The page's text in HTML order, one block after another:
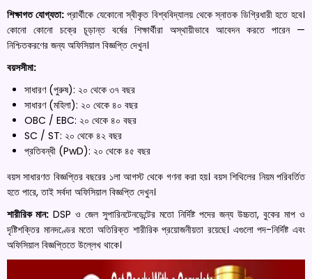
শিক্ষাগত যোগ্যতা:প্রার্থীকে যেকোনো স্বীকৃত বিশ্ববিদ্যালয় থেকে স্নাতক ডিগ্রিধারী হতে হবে।
কোনো কোনো চক্রে চূড়ান্ত বর্ষের শিক্ষার্থীরা অস্থায়ীভাবে আবেদন করতে পারেন —
নিশ্চিতকরণের জন্য অফিসিয়াল বিজ্ঞপ্তি দেখুন।
বয়সসীমা:
সাধারণ (পুরুষ): ২০ থেকে ৩৭ বছর
সাধারণ (মহিলা): ২০ থেকে ৪০ বছর
OBC / EBC: ২০ থেকে ৪০ বছর
SC / ST: ২০ থেকে ৪২ বছর
প্রতিবন্ধী (PwD): ২০ থেকে ৪৫ বছর
বয়স সাধারণত বিজ্ঞপ্তির বছরের ১লা আগস্ট থেকে গণনা করা হয়। বয়স শিথিলের নিয়ম পরিবর্তিত
হতে পারে, তাই সর্বদা অফিসিয়াল বিজ্ঞপ্তি দেখুন।
শারীরিক মান: DSP ও জেল সুপারিনটেনডেন্টের মতো নির্দিষ্ট পদের জন্য উচ্চতা, বুকের মাপ ও
দৃষ্টিশক্তির মানদণ্ডের মতো অতিরিক্ত শারীরিক প্রয়োজনীয়তা রয়েছে। এগুলো পদ-নির্দিষ্ট এবং
অফিসিয়াল বিজ্ঞপ্তিতে উল্লেখ থাকে।